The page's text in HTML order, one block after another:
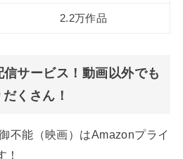
2.2万作品
サービス！動画以外でも
くさん！
不能（映画）はAmazonプライ
！